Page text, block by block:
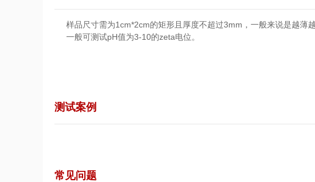
样品尺寸需为1cm*2cm的矩形且厚度不超过3mm，一般来说是越薄
一般可测试pH值为3-10的zeta电位。
测试案例
常见问题